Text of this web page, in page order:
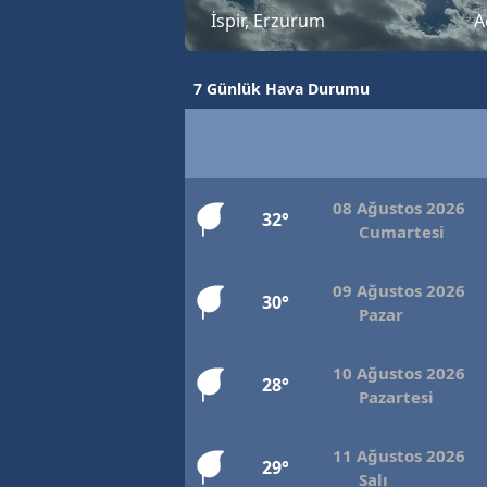
İspir, Erzurum
7 Günlük Hava Durumu
32°
08 Ağustos 2026
Cumartesi
30°
09 Ağustos 2026
Pazar
28°
10 Ağustos 2026
Pazartesi
29°
11 Ağustos 2026
Salı